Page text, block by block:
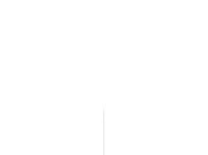
over een eigen oprit, carport,
van ’s-Hertogenbosch. Deze
centrum van Tilburg bereikt u